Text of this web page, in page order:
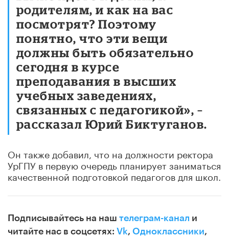
родителям, и как на вас
посмотрят? Поэтому
понятно, что эти вещи
должны быть обязательно
сегодня в курсе
преподавания в высших
учебных заведениях,
связанных с педагогикой», –
рассказал Юрий Биктуганов.
Он также добавил, что на должности ректора
УрГПУ в первую очередь планирует заниматься
качественной подготовкой педагогов для школ.
Подписывайтесь на наш телеграм-канал и
читайте нас в соцсетях: Vk, Одноклассники,